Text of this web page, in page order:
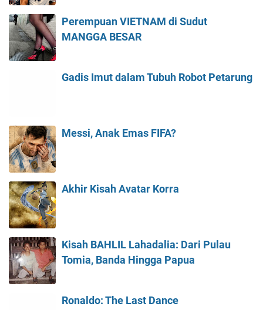
Perempuan VIETNAM di Sudut
MANGGA BESAR
Gadis Imut dalam Tubuh Robot Petarung
Messi, Anak Emas FIFA?
Akhir Kisah Avatar Korra
Kisah BAHLIL Lahadalia: Dari Pulau
Tomia, Banda Hingga Papua
Ronaldo: The Last Dance